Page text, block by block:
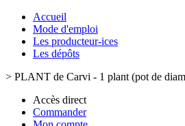
Accueil
Mode d'emploi
Les producteur-ices
Les dépôts
> PLANT de Carvi - 1 plant (pot de
Accès direct
Commander